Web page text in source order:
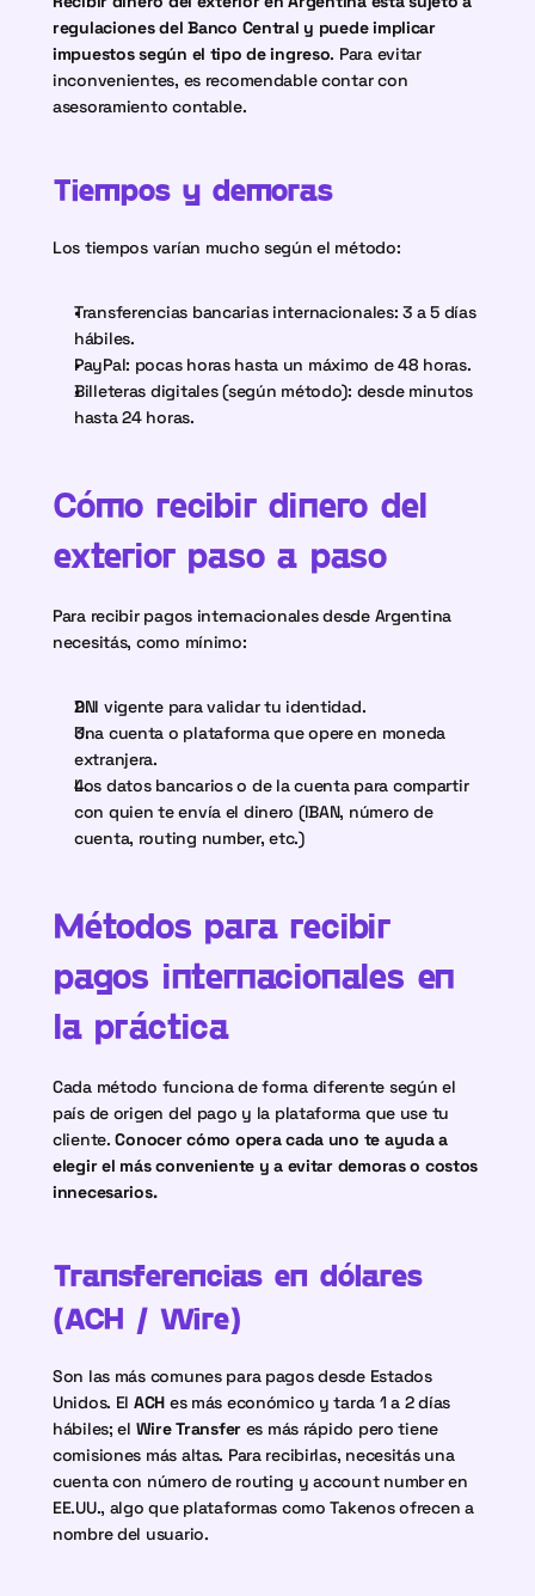
regulaciones del Banco Central y puede implicar
impuestos según el tipo de ingreso. Para evitar
inconvenientes, es recomendable contar con
asesoramiento contable.
Tiempos y demoras
Los tiempos varían mucho según el método:
Transferencias bancarias internacionales: 3 a 5 días
hábiles.
PayPal: pocas horas hasta un máximo de 48 horas.
Billeteras digitales (según método): desde minutos
hasta 24 horas.
Cómo recibir dinero del
exterior paso a paso
Para recibir pagos internacionales desde Argentina
necesitás, como mínimo:
DNI vigente para validar tu identidad.
Una cuenta o plataforma que opere en moneda
extranjera.
Los datos bancarios o de la cuenta para compartir
con quien te envía el dinero (IBAN, número de
cuenta, routing number, etc.)
Métodos para recibir
pagos internacionales en
la práctica
Cada método funciona de forma diferente según el
país de origen del pago y la plataforma que use tu
cliente. Conocer cómo opera cada uno te ayuda a
elegir el más conveniente y a evitar demoras o costos
innecesarios.
Transferencias en dólares
(ACH / Wire)
Son las más comunes para pagos desde Estados
Unidos. El ACH es más económico y tarda 1 a 2 días
hábiles; el Wire Transfer es más rápido pero tiene
comisiones más altas. Para recibirlas, necesitás una
cuenta con número de routing y account number en
EE.UU., algo que plataformas como Takenos ofrecen a
nombre del usuario.